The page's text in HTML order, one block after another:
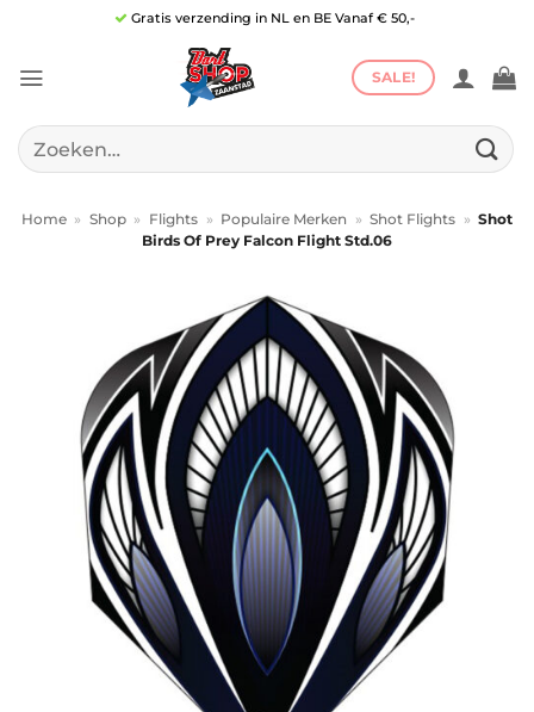
inhoud
Gratis verzending in NL en BE Vanaf € 50,-
SALE!
Zoeken
naar:
Home » Shop » Flights » Populaire Merken » Shot Flights » Shot
Birds Of Prey Falcon Flight Std.06